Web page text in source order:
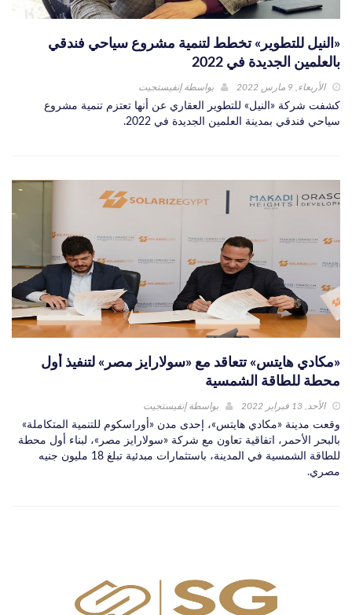
«النيل للتطوير» تخطط لتنمية مشروع سياحي فندقي
بالعلمين الجديدة في 2022
الأربعاء, 9 مارس 2022 بواسطةإنفيستجيت
كشفت شركة «النيل» للتطوير العقاري عن أنها تعتزم تنمية مشروع
سياحي فندقي بمدينة العلمين الجديدة في 2022.
«مكادي هايتس» تتعاقد مع «سولارايز مصر» لتنفيذ أول
محطة للطاقة الشمسية
الأحد, 13 فبراير 2022 بواسطةإنفيستجيت
وقعت مدينة «مكادي هايتس»، إحدى مدن «أوراسكوم للتنمية المتكاملة»
بالبحر الأحمر، اتفاقية تعاون مع شركة «سولارايز مصر»، لبناء أول محطة
للطاقة الشمسية في المدينة، باستثمارات مبدئية تبلغ 18 مليون جنيه
مصري.